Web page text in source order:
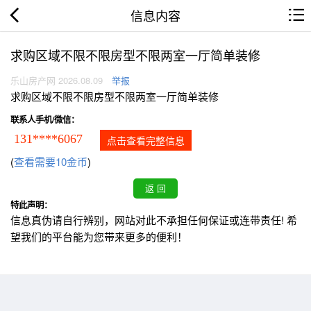
信息内容
求购区域不限不限房型不限两室一厅简单装修
乐山房产网 2026.08.09 举报
求购区域不限不限房型不限两室一厅简单装修
联系人手机/微信：
131****6067 点击查看完整信息
(查看需要10金币)
特此声明：
信息真伪请自行辨别，网站对此不承担任何保证或连带责任! 希
望我们的平台能为您带来更多的便利！